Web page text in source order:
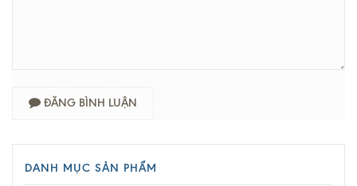
ĐĂNG BÌNH LUẬN
DANH MỤC SẢN PHẨM